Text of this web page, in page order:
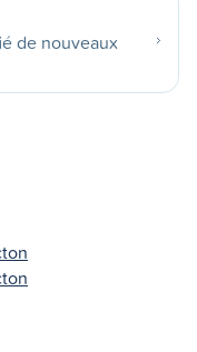
de nouveaux